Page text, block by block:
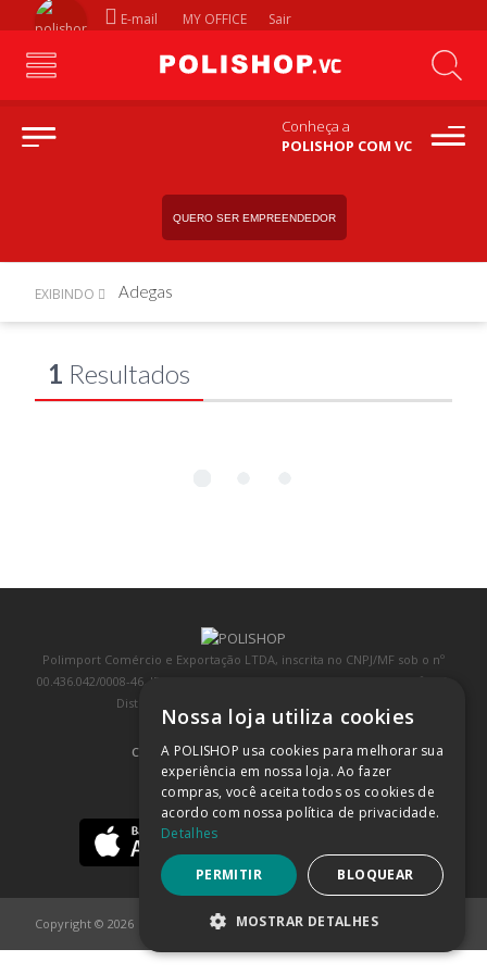
E-mail MY OFFICE Sair
Conheça a
POLISHOP COM VC
QUERO SER EMPREENDEDOR
EXIBINDO Adegas
1 Resultados
Polimport Comércio e Exportação LTDA, inscrita no CNPJ/MF sob o nº
00.436.042/0008-46, IE 407.458.707.103, com sede na Rua Kanebo, nº 175,
Distrito Industrial, Jundiaí/SP, CEP: 13213-090
COMPRA 100% SEGURA (SAIBA MAIS)
BAIXE NOSSO APP
Copyright © 2026
Nossa loja utiliza cookies
A POLISHOP usa cookies para melhorar sua
experiência em nossa loja. Ao fazer
compras, você aceita todos os cookies de
acordo com nossa política de privacidade.
Detalhes
PERMITIR BLOQUEAR
MOSTRAR DETALHES
ESTRITAMENTE NECESSÁRIOS